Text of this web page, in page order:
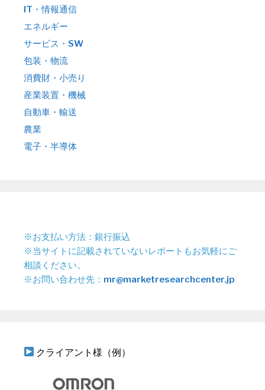
IT・情報通信
エネルギー
サービス・SW
包装・物流
消費財・小売り
産業装置・機械
自動車・輸送
農業
電子・半導体
※お支払い方法：銀行振込
※当サイトに記載されていないレポートもお気軽にご
相談ください。
※お問い合わせ先： mr@marketresearchcenter.jp
クライアント様（例）